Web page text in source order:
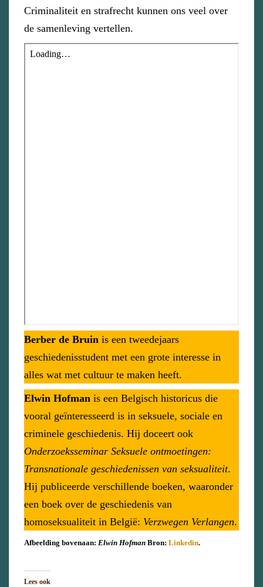
Criminaliteit en strafrecht kunnen ons veel over
de samenleving vertellen.
Berber de Bruin is een tweedejaars
geschiedenisstudent met een grote interesse in
alles wat met cultuur te maken heeft.
Elwin Hofman is een Belgisch historicus die
vooral geïnteresseerd is in seksuele, sociale en
criminele geschiedenis. Hij doceert ook
Onderzoeksseminar Seksuele ontmoetingen:
Transnationale geschiedenissen van seksualiteit.
Hij publiceerde verschillende boeken, waaronder
een boek over de geschiedenis van
homoseksualiteit in België: Verzwegen Verlangen.
Afbeelding bovenaan: Elwin Hofman Bron: Linkedin.
Lees ook